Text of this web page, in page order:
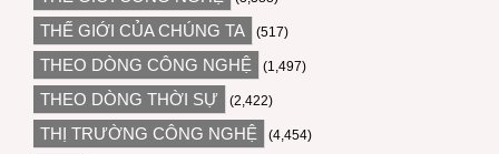
THẾ GIỚI CỦA CHÚNG TA (517)
THEO DÒNG CÔNG NGHỆ (1,497)
THEO DÒNG THỜI SỰ (2,422)
THỊ TRƯỜNG CÔNG NGHỆ (4,454)